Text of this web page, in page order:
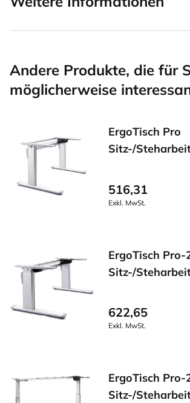
Andere Produkte, die für
möglicherweise
ErgoTisch Pro
Sitz-/
516,31
Exkl. MwSt.
ErgoTisch Pro-
Sitz-/
622,65
Exkl. MwSt.
ErgoTisch Pro-
Sitz-/